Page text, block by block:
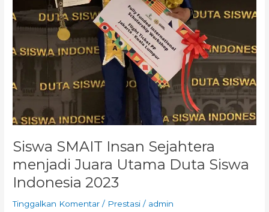
Siswa SMAIT Insan Sejahtera
menjadi Juara Utama Duta Siswa
Indonesia 2023
Tinggalkan Komentar / Prestasi / admin